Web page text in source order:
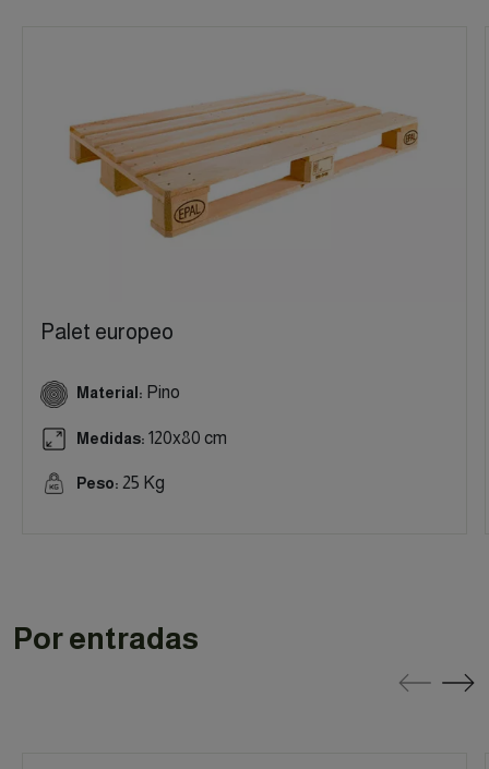
Palet europeo
Material: Pino
Medidas: 120x80 cm
Peso: 25 Kg
Por entradas